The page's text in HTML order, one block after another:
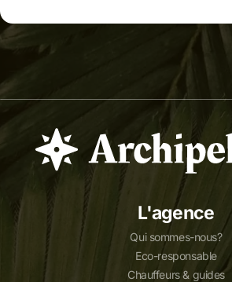
L'agence
Qui sommes-nous?
Eco-responsable
Chauffeurs & guides